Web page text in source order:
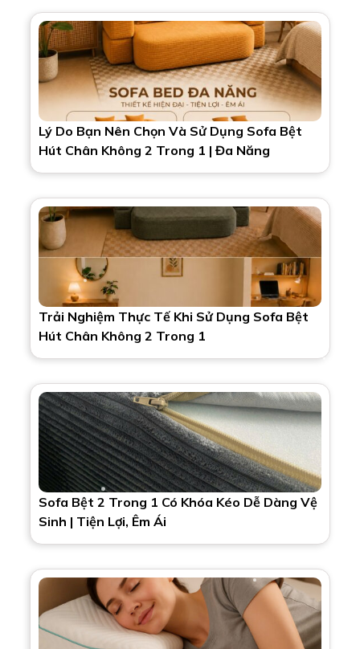
Lý Do Bạn Nên Chọn Và Sử Dụng Sofa Bệt
Hút Chân Không 2 Trong 1 | Đa Năng
Trải Nghiệm Thực Tế Khi Sử Dụng Sofa Bệt
Hút Chân Không 2 Trong 1
Sofa Bệt 2 Trong 1 Có Khóa Kéo Dễ Dàng Vệ
Sinh | Tiện Lợi, Êm Ái